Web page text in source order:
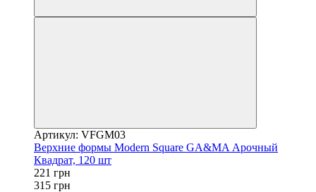
Артикул: VFGM03
Верхние формы Modern Square GA&MA Арочный
Квадрат, 120 шт
221 грн
315 грн